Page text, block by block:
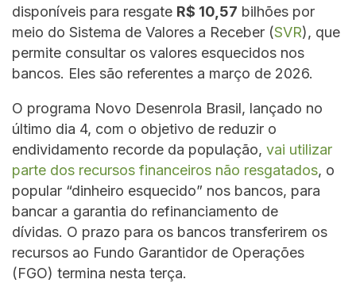
disponíveis para resgate R$ 10,57 bilhões por
meio do Sistema de Valores a Receber (SVR), que
permite consultar os valores esquecidos nos
bancos. Eles são referentes a março de 2026.
O programa Novo Desenrola Brasil, lançado no
último dia 4, com o objetivo de reduzir o
endividamento recorde da população, vai utilizar
parte dos recursos financeiros não resgatados, o
popular “dinheiro esquecido” nos bancos, para
bancar a garantia do refinanciamento de
dívidas. O prazo para os bancos transferirem os
recursos ao Fundo Garantidor de Operações
(FGO) termina nesta terça.